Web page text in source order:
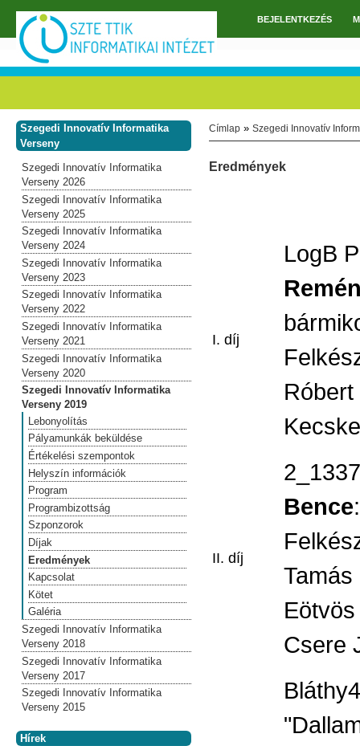
Ugrás a tartalomra
FőmenüBEJELENTKEZÉS
Jelenlegi hely
Címlap » Szegedi Innovatív
Eredmények
I. díj
LogB
Róbert
II. díj
Bence
Csere
Szegedi Innovatív Informatika
Verseny
Szegedi Innovatív Informatika
Verseny 2026
Szegedi Innovatív Informatika
Verseny 2025
Szegedi Innovatív Informatika
Verseny 2024
Szegedi Innovatív Informatika
Verseny 2023
Szegedi Innovatív Informatika
Verseny 2022
Szegedi Innovatív Informatika
Verseny 2021
Szegedi Innovatív Informatika
Verseny 2020
Szegedi Innovatív Informatika
Verseny 2019
Lebonyolítás
Pályamunkák beküldése
Értékelési szempontok
Helyszín információk
Program
Programbizottság
Szponzorok
Díjak
Eredmények
Kapcsolat
Kötet
Galéria
Szegedi Innovatív Informatika
Verseny 2018
Szegedi Innovatív Informatika
Verseny 2017
Szegedi Innovatív Informatika
Verseny 2015
Hírek